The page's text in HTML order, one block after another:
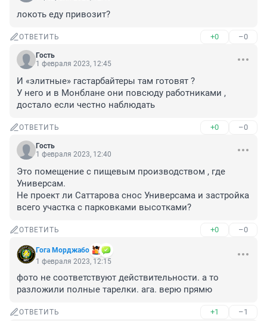
локоть еду привозит?
ОТВЕТИТЬ +0 –0
Гость
1 февраля 2023, 12:45
И «элитные» гастарбайтеры там готовят ?
У него и в Монблане они повсюду работниками ,
достало если честно наблюдать
ОТВЕТИТЬ +0 –0
Гость
1 февраля 2023, 12:40
Это помещение с пищевым производством , где
Универсам.
Не проект ли Саттарова снос Универсама и застройка
всего участка с парковками высотками?
ОТВЕТИТЬ +0 –0
Гога Морджабо
1 февраля 2023, 12:15
фото не соответствуют действительности. а то
разложили полные тарелки. ага. верю прямю
ОТВЕТИТЬ +1 –1